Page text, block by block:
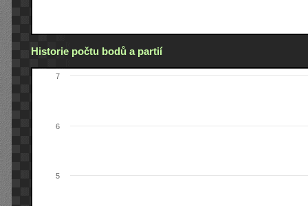
Historie počtu bodů a partií
5
6
7